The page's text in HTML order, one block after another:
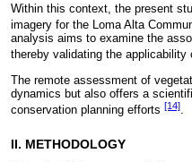
Within this context, the present
imagery for the Loma Alta
analysis aims to examine the
thereby validating the
The remote assessment of
dynamics but also offers a
conservation planning efforts [14].
II. METHODOLOGY